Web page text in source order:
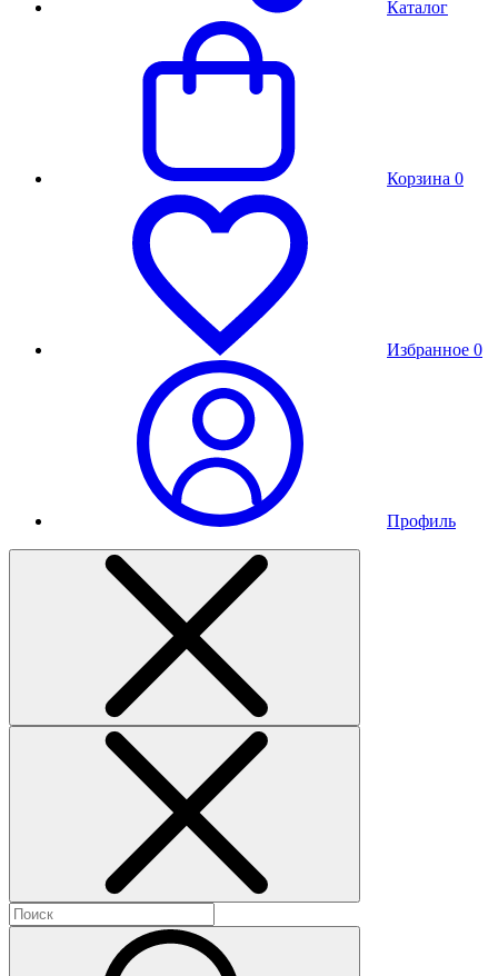
Каталог
Корзина 0
Избранное 0
Профиль